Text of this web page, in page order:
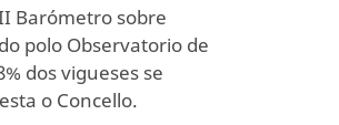
Barómetro sobre
polo Observatorio de
dos vigueses se
o Concello.